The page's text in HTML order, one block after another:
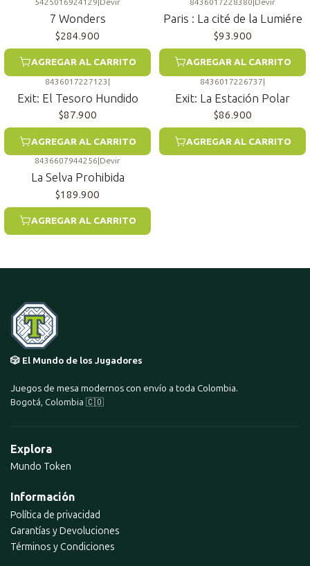
5425016924129 Devir
7 Wonders
$284.900
AGREGAR AL CARRITO
8436017228380 Devir
Paris : La cité de la Lumiére
$93.900
AGREGAR AL CARRITO
8436017227123 |
Exit: El Tesoro Hundido
$87.900
AGREGAR AL CARRITO
8436017226737|
Exit: La Estación Polar
$86.900
AGREGAR AL CARRITO
8436607944256 Devir
La Selva Prohibida
$189.900
AGREGAR AL CARRITO
🎲 El Mundo de los Jugadores
Juegos de mesa modernos con envío a toda Colombia.
Bogotá, Colombia 🇨🇴
Explora
Mundo Token
Información
Política de privacidad
Garantías y Devoluciones
Términos y Condiciones